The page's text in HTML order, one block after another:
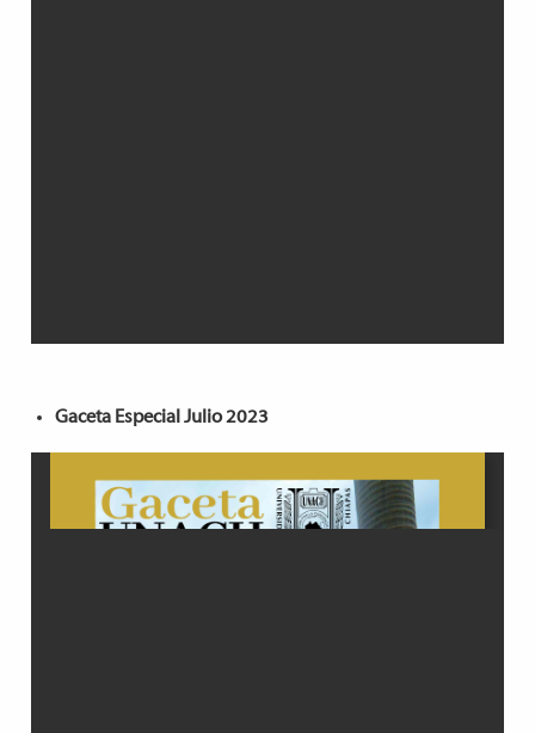
Gaceta Especial Julio 2023